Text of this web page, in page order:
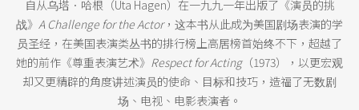
自从乌塔．哈根（Uta Hagen）在一九九一年出版了《演员的挑
战》 A Challenge for the Actor，这本书从此成为美国剧场表演的学
员圣经，在美国表演类丛书的排行榜上高居榜首始终不下，超越了
她的前作《尊重表演艺术》 Respect for Acting（1973），以更宏观
却又更精辟的角度讲述演员的使命、目标和技巧，造福了无数剧
场、电视、电影表演者。